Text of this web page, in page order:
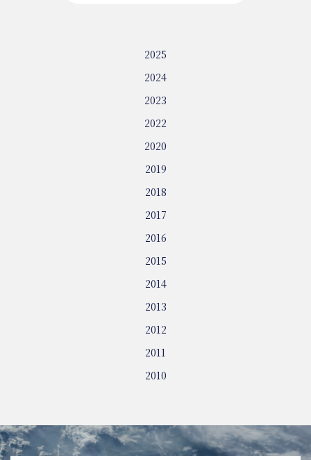
2025
2024
2023
2022
2020
2019
2018
2017
2016
2015
2014
2013
2012
2011
2010